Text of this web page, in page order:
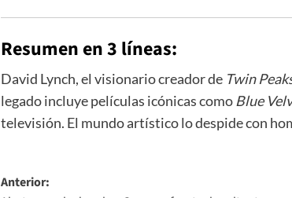
Resumen en 3 líneas:
David Lynch, el visionario creador de Twin
legado incluye películas icónicas como Blue
televisión. El mundo artístico lo despide con
Navegación
Anterior: